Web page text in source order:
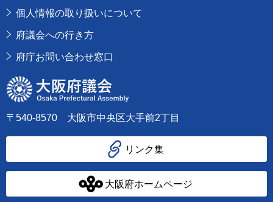
個人情報の取り扱いについて
府議会への行き方
府庁お問い合わせ窓口
大阪府議会
〒540-8570 大阪市中央区大手前2丁目
リンク集
大阪府ホームページ